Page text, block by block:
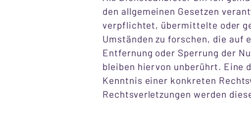
den allgemeinen Gesetzen
verpflichtet, übermittelte oder
Umständen zu forschen, die
Entfernung oder Sperrung der
bleiben hiervon unberührt. Eine
Kenntnis einer konkreten
Rechtsverletzungen werden